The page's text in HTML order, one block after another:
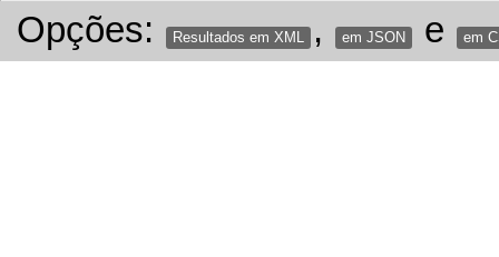
Opções: Resultados em XML , em JSON e em